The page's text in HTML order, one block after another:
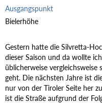
Ausgangspunkt
Bielerhöhe
Gestern hatte die Silvretta-
dieser Saison und da wollte
üblicherweise
geht. Die nächsten Jahre ist
nur von der Tiroler Seite her
ist die Straße aufgrund der